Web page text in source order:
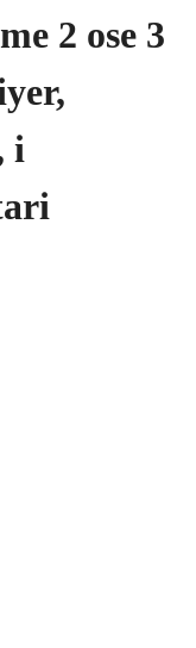
2 ose 3
i